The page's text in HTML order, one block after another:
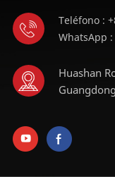
Teléfono :
WhatsApp :
Huashan